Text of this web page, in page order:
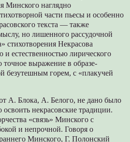
Минского наглядно
части пьесы и особенно
текста — также
но лишенного рассудочной
стихотворения Некрасова
и естественностью лирического
выражение в образе-
безутешным горем, с «плакучей
А. Блока, А. Белого, не дано было
некрасовские традиции.
«связь» Минского с
и непрочной. Говоря о
Минского, Г. Полонский